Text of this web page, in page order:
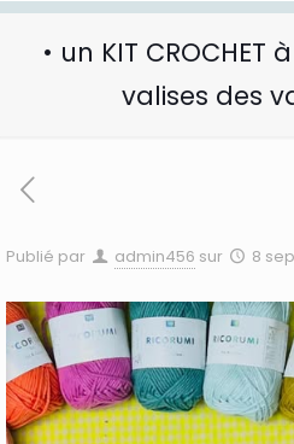
• un KIT
valises des
Publié par admin456 sur 8